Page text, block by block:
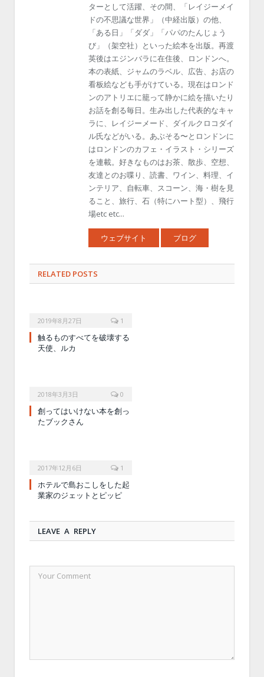
ターとして活躍、その間、「レイジーメイ
ドの不思議な世界」（中経出版）の他、
「ある日」「ダダ」「パパのたんじょう
び」（架空社）といった絵本を出版。再渡
英後はエジンバラに在住後、ロンドンへ。
本の表紙、ジャムのラベル、広告、お店の
看板絵なども手がけている。現在はロンド
ンのアトリエに籠って静かに絵を描いたり
お話を創る毎日。生み出した代表的なキャ
ラに、レイジーメード、ダイルクロコダイ
ル氏などがいる。あぶそる〜とロンドンに
はロンドンのカフェ・イラスト・シリーズ
を連載。好きなものはお茶、散歩、空想、
友達とのお喋り、読書、ワイン、料理、イ
ンテリア、自転車、スコーン、海・樹を見
ること、旅行、石（特にハート型）、飛行
場etc etc...
ウェブサイト ブログ
RELATED POSTS
2019年8月27日 1
触るものすべてを破壊する
天使、ルカ
2018年3月3日 0
創ってはいけない本を創っ
たブックさん
2017年12月6日 1
ホテルで島おこしをした起
業家のジェットとピッピ
LEAVE A REPLY